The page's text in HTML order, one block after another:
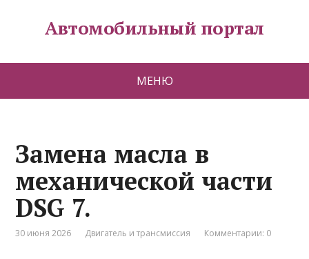
Автомобильный портал
МЕНЮ
Замена масла в
механической части
DSG 7.
30 июня 2026 Двигатель и трансмиссия Комментарии: 0